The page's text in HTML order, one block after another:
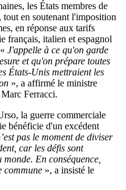
les États membres de
tout en soutenant l'imposition
en réponse aux tarifs
français, italien et espagnol
J'appelle à ce qu'on garde
et qu'on prépare toutes
États-Unis mettraient les
», a affirmé le ministre
Ferracci.
la guerre commerciale
bénéficie d'un excédent
pas le moment de diviser
car les défis sont
En conséquence,
commune », a insisté le